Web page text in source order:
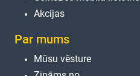
Akcijas
Par mums
Mūsu vēsture